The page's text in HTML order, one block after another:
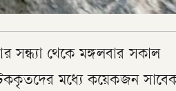
সন্ধ্যা থেকে মঙ্গলবার সকাল
মধ্যে কয়েকজন